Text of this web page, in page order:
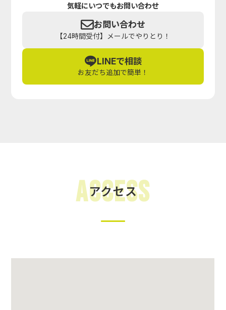
気軽にいつでもお問い合わせ
お問い合わせ
【24時間受付】メールでやりとり！
LINEで相談
お友だち追加で簡単！
アクセス
Access